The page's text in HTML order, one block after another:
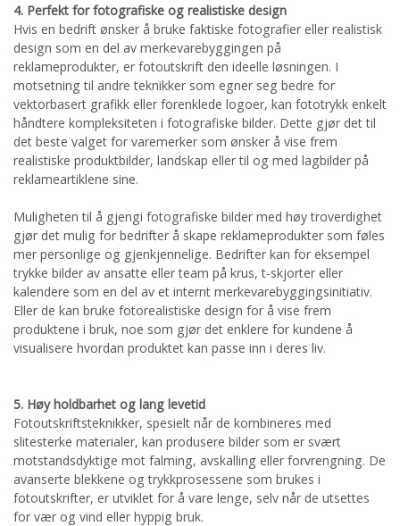
4. Perfekt for fotografiske og realistiske design
Hvis en bedrift ønsker å bruke faktiske fotografier eller realistisk
design som en del av merkevarebyggingen på
reklameprodukter, er fotoutskrift den ideelle løsningen. I
motsetning til andre teknikker som egner seg bedre for
vektorbasert grafikk eller forenklede logoer, kan fototrykk enkelt
håndtere kompleksiteten i fotografiske bilder. Dette gjør det til
det beste valget for varemerker som ønsker å vise frem
realistiske produktbilder, landskap eller til og med lagbilder på
reklameartiklene sine.
Muligheten til å gjengi fotografiske bilder med høy troverdighet
gjør det mulig for bedrifter å skape reklameprodukter som føles
mer personlige og gjenkjennelige. Bedrifter kan for eksempel
trykke bilder av ansatte eller team på krus, t-skjorter eller
kalendere som en del av et internt merkevarebyggingsinitiativ.
Eller de kan bruke fotorealistiske design for å vise frem
produktene i bruk, noe som gjør det enklere for kundene å
visualisere hvordan produktet kan passe inn i deres liv.
5. Høy holdbarhet og lang levetid
Fotoutskriftsteknikker, spesielt når de kombineres med
slitesterke materialer, kan produsere bilder som er svært
motstandsdyktige mot falming, avskalling eller forvrengning. De
avanserte blekkene og trykkprosessene som brukes i
fotoutskrifter, er utviklet for å vare lenge, selv når de utsettes
for vær og vind eller hyppig bruk.